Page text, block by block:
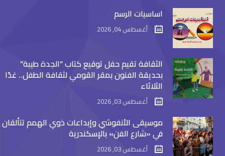
اساسيات الرسم
أغسطس 04, 2026
الثقافة تقيم حفل توقيع كتاب “الجدة طيبة”
بحديقة الفنون بمقر القومي لثقافة الطفل.. غدًا
الثلاثاء
أغسطس 03, 2026
موسيقى الأنفوشي وإبداعات ذوي الهمم تتألقان
في «شارع الفن» بالإسكندرية
أغسطس 03, 2026